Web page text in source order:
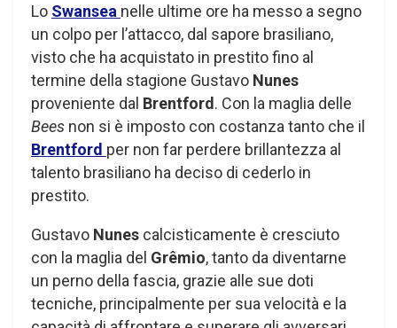
Lo Swansea nelle ultime ore ha messo a segno
un colpo per l’attacco, dal sapore brasiliano,
visto che ha acquistato in prestito fino al
termine della stagione Gustavo Nunes
proveniente dal Brentford. Con la maglia delle
Bees non si è imposto con costanza tanto che il
Brentford per non far perdere brillantezza al
talento brasiliano ha deciso di cederlo in
prestito.
Gustavo Nunes calcisticamente è cresciuto
con la maglia del Grêmio, tanto da diventarne
un perno della fascia, grazie alle sue doti
tecniche, principalmente per sua velocità e la